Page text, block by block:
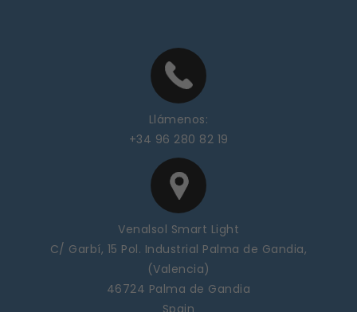
Llámenos:
+34 96 280 82 19
Venalsol Smart Light
C/ Garbí, 15 Pol. Industrial Palma de Gandia,
(Valencia)
46724 Palma de Gandia